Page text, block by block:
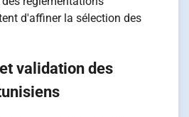
d'affiner la sélection des
validation des